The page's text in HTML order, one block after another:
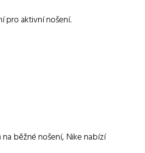
pro aktivní nošení.
běžné nošení, Nike nabízí